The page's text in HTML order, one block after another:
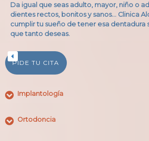
Da igual que seas adulto, mayor, niño o
dientes rectos, bonitos y sanos… Clinica
cumplir tu sueño de tener esa dentadura
que tanto deseas.
PIDE TU CITA
Implantología
Ortodoncia